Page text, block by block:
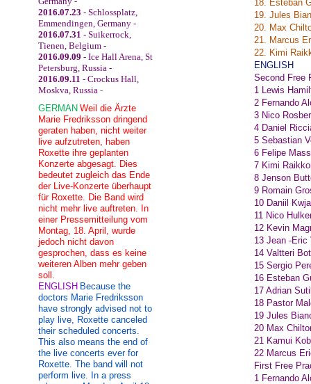
18. Esteban
19. Jules
20. Max
21. Marcus
22. Kimi
ENGLISH
Second Free
1 Lewis
2 Fernando
3 Nico
4 Daniel
5 Sebastian
6 Felipe
7 Kimi
8 Jenson
9 Romain
10 Daniil
11 Nico
12 Kevin
13 Jean -Eric
14 Valtteri
15 Sergio
16 Esteban
17 Adrian
18 Pastor
19 Jules
20 Max
21 Kamui
22 Marcus
First Free
1 Fernando
2016.07.23 - Schlossplatz,
Emmendingen, Germany -
2016.07.31 - Suikerrock,
Tienen, Belgium -
2016.09.09 - Ice Hall Arena, St
Petersburg, Russia -
2016.09.11 - Crockus Hall,
Moskva, Russia -
GERMAN Weil die Ärzte
Marie Fredriksson dringend
geraten haben, nicht weiter
live aufzutreten, haben
Roxette ihre geplanten
Konzerte abgesagt. Dies
bedeutet zugleich das Ende
der Live-Konzerte überhaupt
für Roxette. Die Band wird
nicht mehr live auftreten. In
einer Pressemitteilung vom
Montag, 18. April, wurde
jedoch nicht davon
gesprochen, dass es keine
weiteren Alben mehr geben
soll.
ENGLISH Because the
doctors Marie Fredriksson
have strongly advised not to
play live, Roxette canceled
their scheduled concerts.
This also means the end of
the live concerts ever for
Roxette. The band will not
perform live. In a press